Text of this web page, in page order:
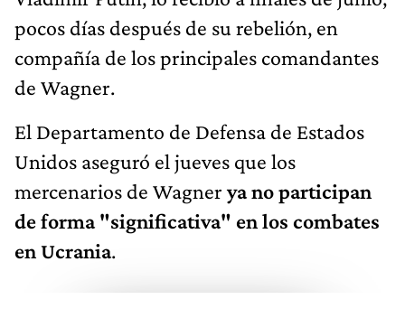
pocos días después de su rebelión, en
compañía de los principales comandantes
de Wagner.
El Departamento de Defensa de Estados
Unidos aseguró el jueves que los
mercenarios de Wagnerya no participan
de forma "significativa" en los combates
en Ucrania.